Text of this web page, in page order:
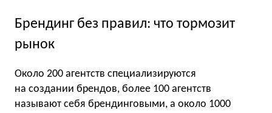
Брендинг без правил: что тормозит
рынок
Около 200 агентств специализируются
на создании брендов, более 100 агентств
называют себя брендинговыми, а около 1000